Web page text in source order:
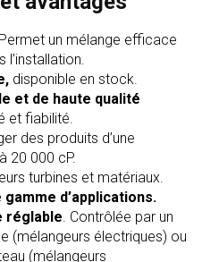
Permet un mélange efficace
l’installation.
disponible en stock.
et de haute qualité
et fiabilité.
des produits d’une
20 000 cP.
turbines et matériaux.
gamme d’applications.
réglable. Contrôlée par un
(mélangeurs électriques) ou
(mélangeurs